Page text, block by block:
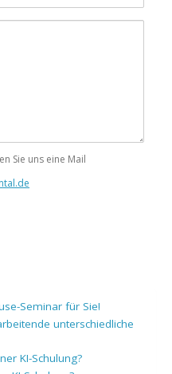
Sie uns eine Mail
Seminar für Sie!
unterschiedliche
KI-Schulung?